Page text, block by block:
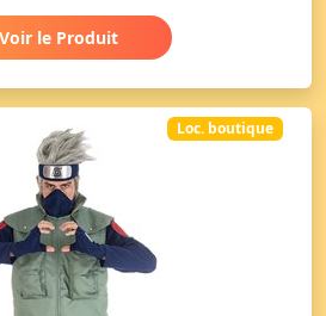
Voir le Produit
Loc. boutique